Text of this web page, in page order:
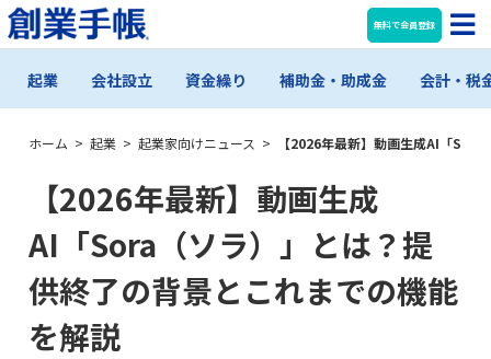
無料で会員登録
起業 会社設立 資金繰り 補助金・助成金 会計・税
ホーム > 起業 > 起業家向けニュース > 【2026年最新】動画生成AI「
【2026年最新】動画生成
AI「Sora（ソラ）」とは？提
供終了の背景とこれまでの機能
を解説